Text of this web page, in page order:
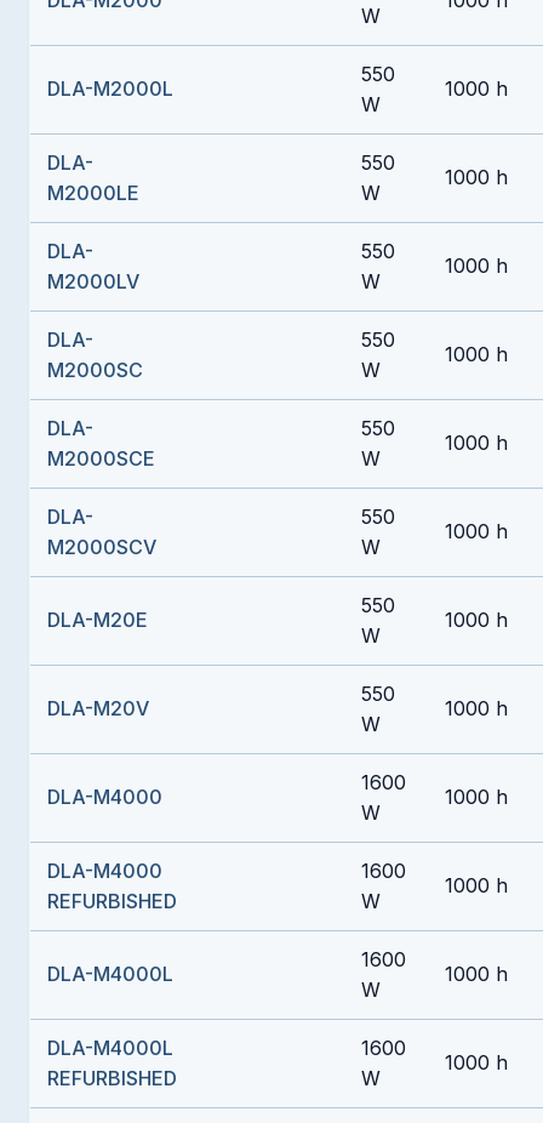
W
DLA-M2000L
550
W
1000 h
DLA-
M2000LE
550
W
1000 h
DLA-
M2000LV
550
W
1000 h
DLA-
M2000SC
550
W
1000 h
DLA-
M2000SCE
550
W
1000 h
DLA-
M2000SCV
550
W
1000 h
DLA-M20E
550
W
1000 h
DLA-M20V
550
W
1000 h
DLA-M4000
1600
W
1000 h
DLA-M4000
REFURBISHED
1600
W
1000 h
DLA-M4000L
1600
W
1000 h
DLA-M4000L
REFURBISHED
1600
W
1000 h